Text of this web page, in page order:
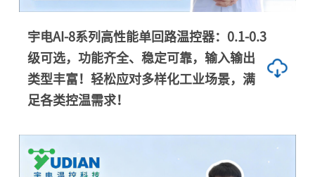
宇电AI-8系列高性能单回路温控器：0.1-0.3
级可选，功能齐全、稳定可靠，输入输出
类型丰富！轻松应对多样化工业场景，满
足各类控温需求！